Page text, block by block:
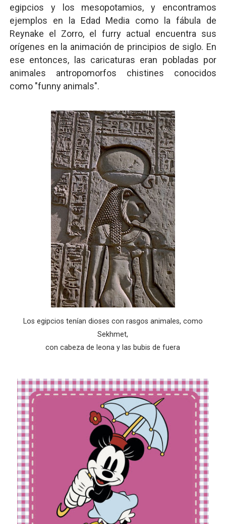
egipcios y los mesopotamios, y encontramos
ejemplos en la Edad Media como la fábula de
Reynake el Zorro, el furry actual encuentra sus
orígenes en la animación de principios de siglo. En
ese entonces, las caricaturas eran pobladas por
animales antropomorfos chistines conocidos
como "funny animals".
Los egipcios tenían dioses con rasgos animales, como
Sekhmet,
con cabeza de leona y las bubis de fuera